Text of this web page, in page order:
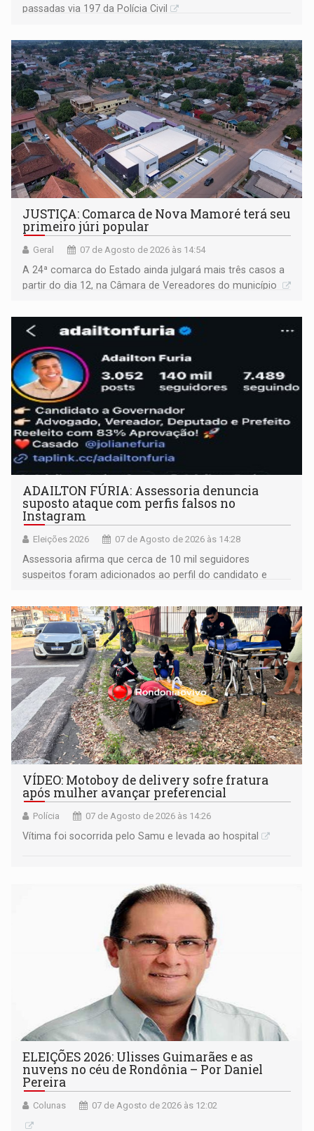
passadas via 197 da Polícia Civil
JUSTIÇA: Comarca de Nova Mamoré terá seu
primeiro júri popular
Geral 07 de Agosto de 2026 às 14:54
A 24ª comarca do Estado ainda julgará mais três casos a
partir do dia 12, na Câmara de Vereadores do município
ADAILTON FÚRIA: Assessoria denuncia
suposto ataque com perfis falsos no
Instagram
Eleições 2026 07 de Agosto de 2026 às 14:28
Assessoria afirma que cerca de 10 mil seguidores
suspeitos foram adicionados ao perfil do candidato e
remover as contas
VÍDEO: Motoboy de delivery sofre fratura
após mulher avançar preferencial
Polícia 07 de Agosto de 2026 às 14:26
Vítima foi socorrida pelo Samu e levada ao hospital
ELEIÇÕES 2026: Ulisses Guimarães e as
nuvens no céu de Rondônia – Por Daniel
Pereira
Colunas 07 de Agosto de 2026 às 12:02